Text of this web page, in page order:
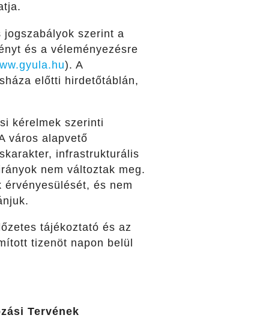
szerint a
és a véleményezésre
). A
előtti hirdetőtáblán,
kérelmek szerinti
város alapvető
infrastrukturális
nem változtak meg.
és nem
tájékoztató és az
tizenöt napon belül
Tervének